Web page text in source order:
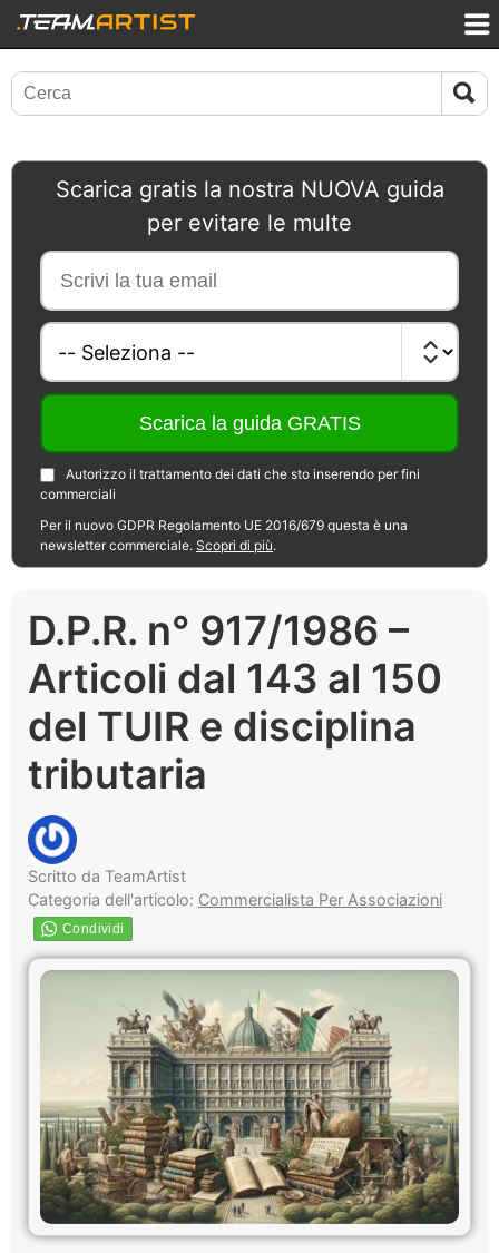
Scarica gratis la nostra NUOVA guida
per evitare le multe
Autorizzo il trattamento dei dati che sto inserendo per fini
commerciali
Per il nuovo GDPR Regolamento UE 2016/679 questa è una
newsletter commerciale. Scopri di più.
D.P.R. n° 917/1986 –
Articoli dal 143 al 150
del TUIR e disciplina
tributaria
Scritto da TeamArtist
Categoria dell'articolo: Commercialista Per Associazioni